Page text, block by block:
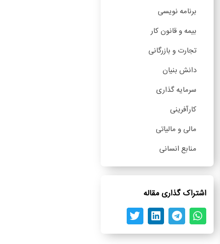
برنامه نویسی
بیمه و قانون کار
تجارت و بازرگانی
دانش بنیان
سرمایه گذاری
کارآفرینی
مالی و مالیاتی
منابع انسانی
اشتراک گذاری مقاله